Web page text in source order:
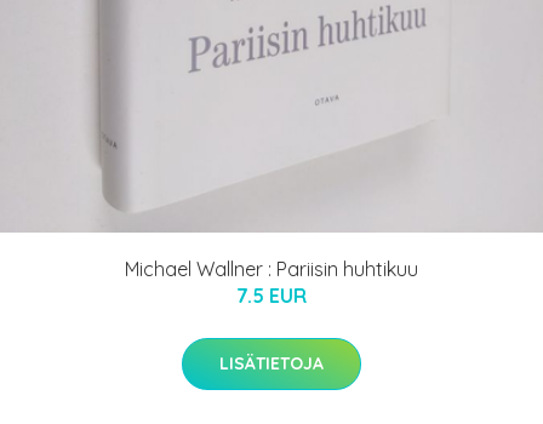
Michael Wallner : Pariisin huhtikuu
7.5 EUR
LISÄTIETOJA